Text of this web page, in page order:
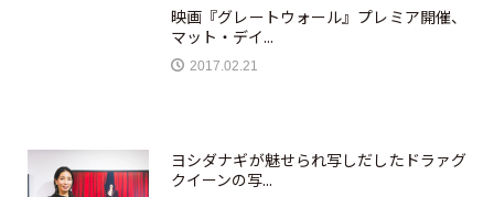
映画『グレートウォール』プレミア開催、
マット・デイ...
2017.02.21
ヨシダナギが魅せられ写しだしたドラァグ
クイーンの写...